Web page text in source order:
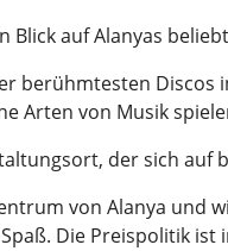
Blick auf Alanyas
berühmtesten Discos
Arten von Musik
der sich auf
von Alanya und
Die Preispolitik